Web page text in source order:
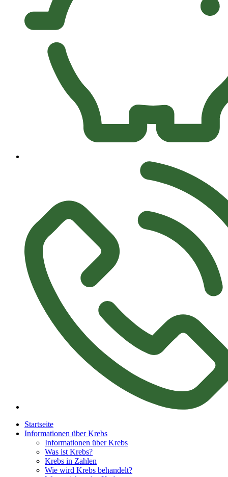
Startseite
Informationen über Krebs
Informationen über Krebs
Was ist Krebs?
Krebs in Zahlen
Wie wird Krebs behandelt?